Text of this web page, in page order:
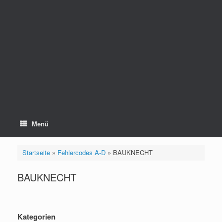
Menü
Startseite» Fehlercodes A-D» BAUKNECHT
BAUKNECHT
Kategorien